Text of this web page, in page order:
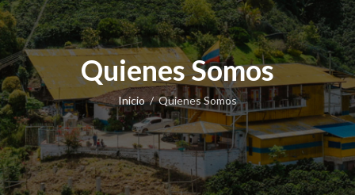
Quienes Somos
Inicio Quienes Somos